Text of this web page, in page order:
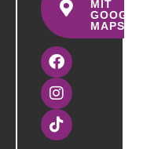
MIT
GOOGLE
MAPS